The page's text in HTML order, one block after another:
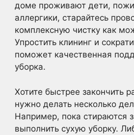
доме проживают дети,
аллергики, старайтесь
комплексную чистку как
Упростить клининг и
поможет качественная
уборка.
Хотите быстрее закончить
нужно делать несколько
Например, пока стираются
выполнить сухую уборку.